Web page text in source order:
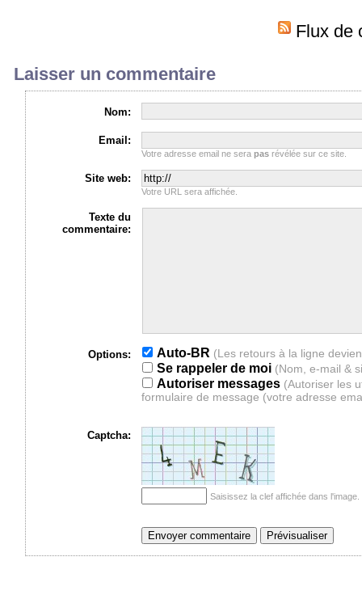
Flux de
Laisser un commentaire
Nom:
Email:
Votre adresse email ne serapas révélée sur ce site.
Site web:
Votre URL sera affichée.
Texte du
commentaire:
Options:
Auto-BR
Se rappeler de moi (Nom, e-mail &
Autoriser messages (Autoriser les
formulaire de message (votre adresse
Captcha:
Saisissez la clef affichée dans